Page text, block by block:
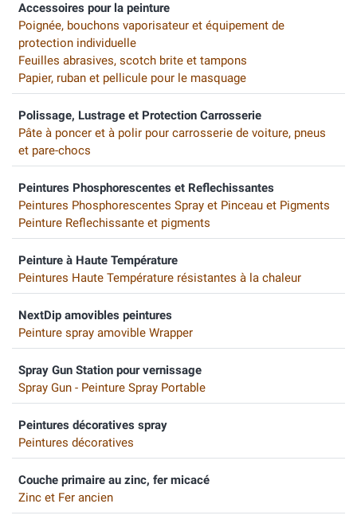
Accessoires pour la peinture
Poignée, bouchons vaporisateur et équipement de
protection individuelle
Feuilles abrasives, scotch brite et tampons
Papier, ruban et pellicule pour le masquage
Polissage, Lustrage et Protection Carrosserie
Pâte à poncer et à polir pour carrosserie de voiture, pneus
et pare-chocs
Peintures Phosphorescentes et Reflechissantes
Peintures Phosphorescentes Spray et Pinceau et Pigments
Peinture Reflechissante et pigments
Peinture à Haute Température
Peintures Haute Température résistantes à la chaleur
NextDip amovibles peintures
Peinture spray amovible Wrapper
Spray Gun Station pour vernissage
Spray Gun - Peinture Spray Portable
Peintures décoratives spray
Peintures décoratives
Couche primaire au zinc, fer micacé
Zinc et Fer ancien